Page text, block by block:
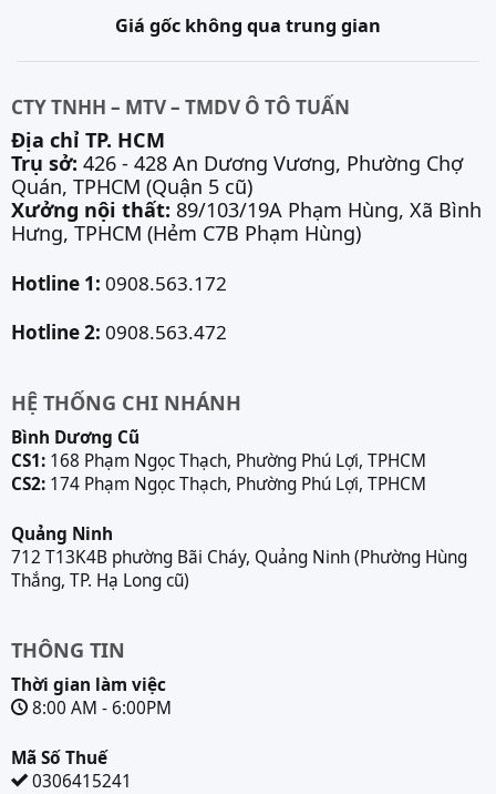
Giá gốc không qua trung gian
CTY TNHH – MTV – TMDV Ô TÔ TUẤN
Địa chỉ TP. HCM
Trụ sở: 426 - 428 An Dương Vương, Phường Chợ
Quán, TPHCM (Quận 5 cũ)
Xưởng nội thất: 89/103/19A Phạm Hùng, Xã Bình
Hưng, TPHCM (Hẻm C7B Phạm Hùng)
Hotline 1: 0908.563.172
Hotline 2: 0908.563.472
HỆ THỐNG CHI NHÁNH
Bình Dương Cũ
CS1:168 Phạm Ngọc Thạch, Phường Phú Lợi, TPHCM
CS2:174 Phạm Ngọc Thạch, Phường Phú Lợi, TPHCM
Quảng Ninh
712 T13K4B phường Bãi Cháy, Quảng Ninh (Phường Hùng
Thắng, TP. Hạ Long cũ)
THÔNG TIN
Thời gian làm việc
8:00 AM - 6:00PM
Mã Số Thuế
0306415241